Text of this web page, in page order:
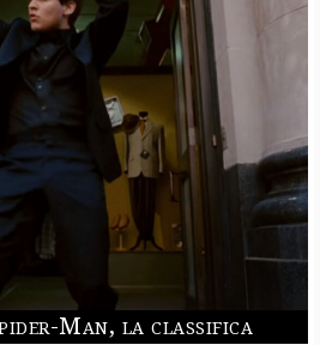
Man, la classifica